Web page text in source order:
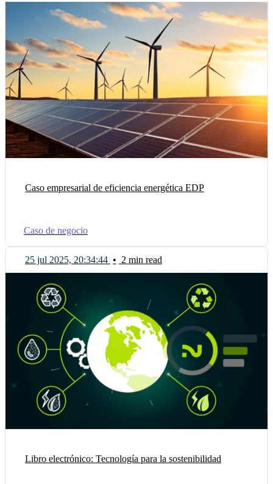
Caso empresarial de eficiencia energética EDP
Caso de negocio
25 jul 2025, 20:34:44 • 2 min read
Libro electrónico: Tecnología para la sostenibilidad